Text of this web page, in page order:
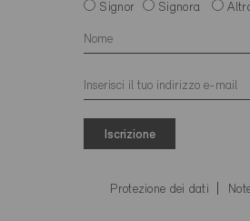
Signor Signora
Iscrizione
Protezione dei dati